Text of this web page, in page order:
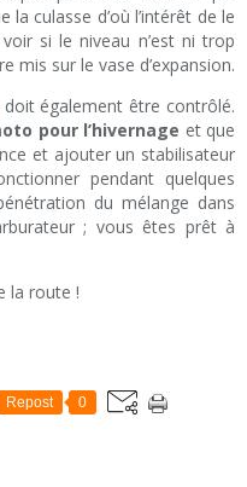
la culasse d’où l’intérêt de le
si le niveau n’est ni trop
mis sur le vase d’expansion.
également être contrôlé.
pour l’hivernage et que
et ajouter un stabilisateur
pendant quelques
du mélange dans
; vous êtes prêt à
la route !
Repost 0